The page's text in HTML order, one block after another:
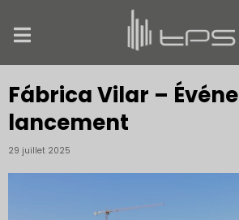
Fábrica Vilar –
lancement
29 juillet 2025